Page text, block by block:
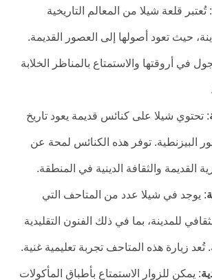
: تُعتبر قلعة شيلا من المعالم التاريخية
حيث تعود أصولها إلى العصور القديمة.
في أروقتها والاستمتاع بالمناظر الخلابة
: تحتوي شيلا على كنائس قديمة يعود تاريخ
البيزنطية. توفر هذه الكنائس لمحة عن
القديمة والثقافة الدينية في المنطقة.
: يوجد في شيلا عدد من المتاحف التي
للمدينة، بما في ذلك الفنون التقليدية
تُعد زيارة هذه المتاحف تجربة تعليمية غنية.
: يمكن للزوار الاستمتاع بأطباق المأكولات